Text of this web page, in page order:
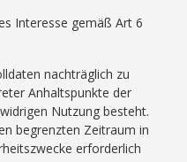
Interesse gemäß Art 6
nachträglich zu
Anhaltspunkte der
Nutzung besteht.
begrenzten Zeitraum in
erforderlich